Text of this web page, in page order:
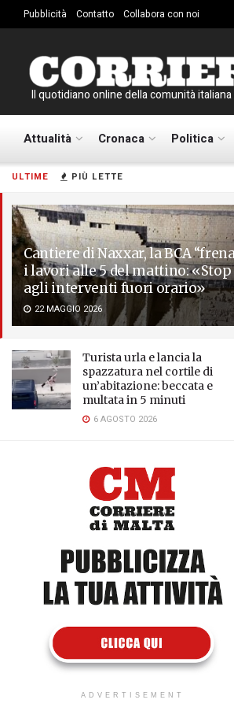
ULTIME PIÙ LETTE
Cantiere di Naxxar, la BCA
i lavori alle 5 del mattino: «Stop
agli interventi fuori orario»
22 MAGGIO 2026
Turista urla e lancia la
spazzatura nel cortile di
un’abitazione: beccata e
multata in 5 minuti
6 AGOSTO 2026
ADVERTISEMENT
Pubblicità Contatto Collabora con noi
Il quotidiano online della comunità italiana
Attualità Cronaca Politica